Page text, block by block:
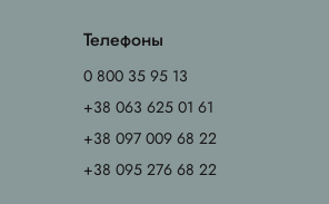
Телефоны
0 800 35 95 13
+38 063 625 01 61
+38 097 009 68 22
+38 095 276 68 22